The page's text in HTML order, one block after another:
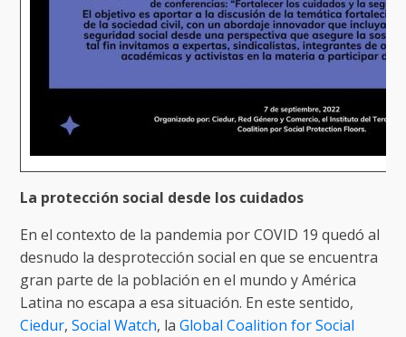
La protección social desde los cuidados
En el contexto de la pandemia por COVID 19 quedó al
desnudo la desprotección social en que se encuentra
gran parte de la población en el mundo y América
Latina no escapa a esa situación. En este sentido,
Ciedur,Social Watch, laGlobal Coalition for Social